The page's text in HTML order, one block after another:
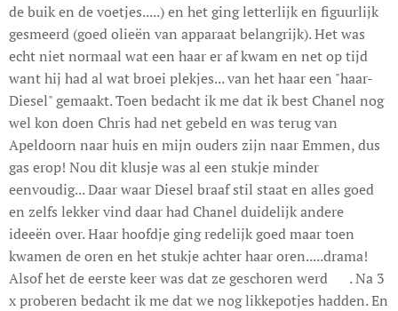
de buik en de voetjes.....) en het ging letterlijk en figuurlijk
gesmeerd (goed olieën van apparaat belangrijk). Het was
echt niet normaal wat een haar er af kwam en net op tijd
want hij had al wat broei plekjes... van het haar een "haar-
Diesel" gemaakt. Toen bedacht ik me dat ik best Chanel nog
wel kon doen Chris had net gebeld en was terug van
Apeldoorn naar huis en mijn ouders zijn naar Emmen, dus
gas erop! Nou dit klusje was al een stukje minder
eenvoudig... Daar waar Diesel braaf stil staat en alles goed
en zelfs lekker vind daar had Chanel duidelijk andere
ideeën over. Haar hoofdje ging redelijk goed maar toen
kwamen de oren en het stukje achter haar oren.....drama!
Alsof het de eerste keer was dat ze geschoren werd 🙈. Na 3
x proberen bedacht ik me dat we nog likkepotjes hadden. En